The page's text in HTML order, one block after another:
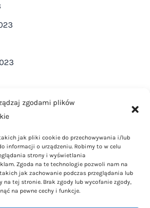
zgodami plików
jak pliki cookie do przechowywania i/lub
informacji o urządzeniu. Robimy to w celu
strony i wyświetlania
Zgoda na te technologie pozwoli nam na
jak zachowanie podczas przeglądania lub
tej stronie. Brak zgody lub wycofanie zgody,
na pewne cechy i funkcje.
Regulamin
Polityka Prywatności
Polityka Cookies
Kontakt